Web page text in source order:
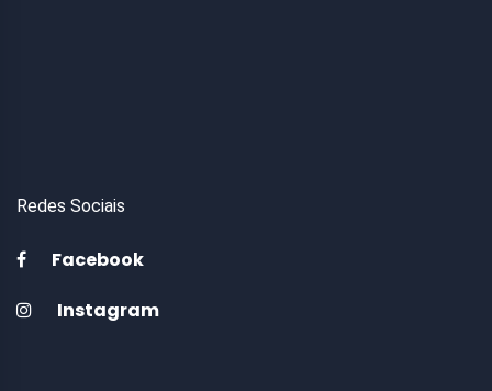
Redes Sociais
Facebook
Instagram